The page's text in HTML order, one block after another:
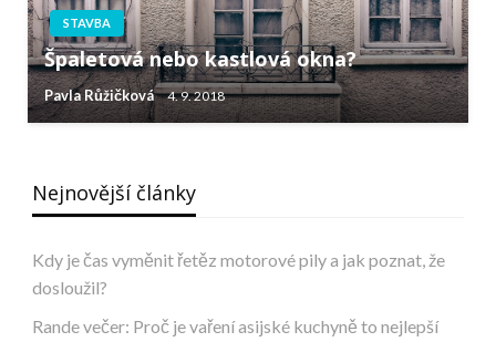
STAVBA
Špaletová nebo kastlová okna?
Pavla Růžičková 4. 9. 2018
Nejnovější články
Kdy je čas vyměnit řetěz motorové pily a jak poznat, že
dosloužil?
Rande večer: Proč je vaření asijské kuchyně to nejlepší